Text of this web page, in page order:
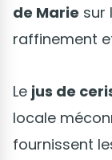
de Marie sur
raffinement
Le jus de
locale
fournissent